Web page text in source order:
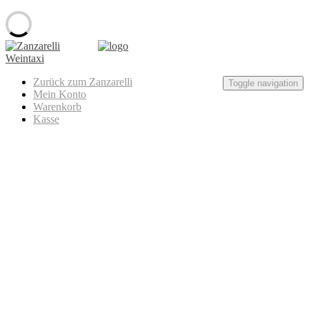
Skip
to
Weintaxi
Toggle navigation
Zurück zum Zanzarelli
Mein Konto
Warenkorb
Kasse